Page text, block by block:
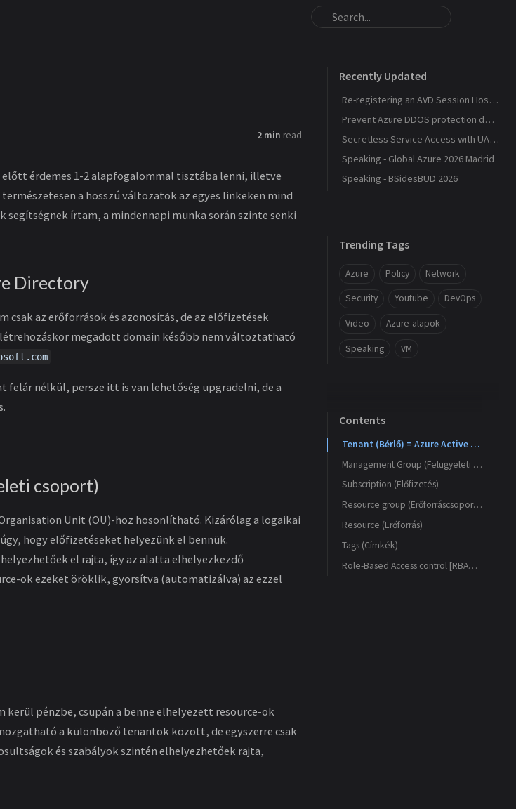
2 min read
érdemes 1-2 alapfogalommal tisztába lenni, illetve
a hosszú változatok az egyes linkeken mind
írtam, a mindennapi munka során szinte senki
Directory
csak az erőforrások és azonosítás, de az előfizetések
megadott domain később nem változtatható
felár nélkül, persze itt is van lehetőség upgradelni, de a
csoport)
Unit (OU)-hoz hosonlítható. Kizárólag a logaikai
hogy előfizetéseket helyezünk el bennük.
el rajta, így az alatta elhelyezkezdő
ok ezeket öröklik, gyorsítva (automatizálva) az ezzel
kerül pénzbe, csupán a benne elhelyezett resource-ok
a különböző tenantok között, de egyszerre csak
és szabályok szintén elhelyezhetőek rajta,
Recently Updated
Re-registering an AVD Session Host After a Host Pool Outage
Prevent Azure DDOS protection deployment
Secretless Service Access with UAMI Federation
Speaking - Global Azure 2026 Madrid
Speaking - BSidesBUD 2026
Trending Tags
Azure Policy Network
Security Youtube DevOps
Video Azure-alapok
Speaking VM
Contents
Tenant (Bérlő) = Azure Active Directory
Management Group (Felügyeleti csoport)
Subscription (Előfizetés)
Resource group (Erőforráscsoportok)
Resource (Erőforrás)
Tags (Címkék)
Role-Based Access control [RBAC] (Szerepköralapú hozzáférés-vezérlés)